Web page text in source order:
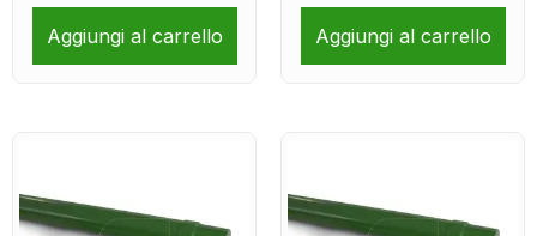
Aggiungi al carrello Aggiungi al carrello